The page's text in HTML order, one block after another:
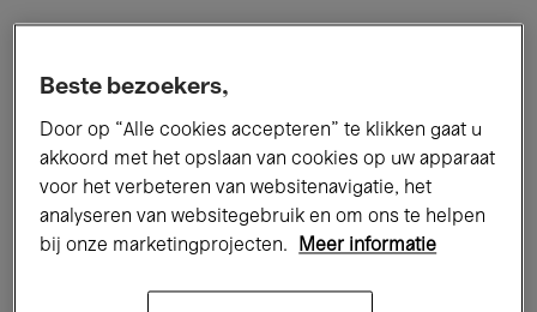
Performances Lezingen & Debatten
Jazz Klassieke Muziek Global Music
Beste bezoekers,
Door op “Alle cookies accepteren” te klikken gaat u
akkoord met het opslaan van cookies op uw apparaat
voor het verbeteren van websitenavigatie, het
analyseren van websitegebruik en om ons te helpen
bij onze marketingprojecten.
Meer informatie